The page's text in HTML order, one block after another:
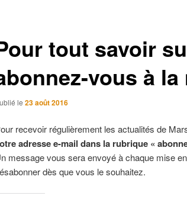
tout savoir
vous à
le 23 août 2016
recevoir régulièrement les actualités de
adresse e-mail dans la rubrique «
message vous sera envoyé à chaque mise
dès que vous le souhaitez.